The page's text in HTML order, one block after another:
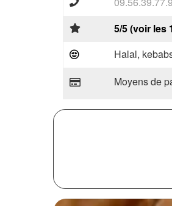
5/5 (voir les
Halal,
Moyens de